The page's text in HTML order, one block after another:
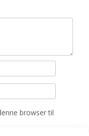
browser til